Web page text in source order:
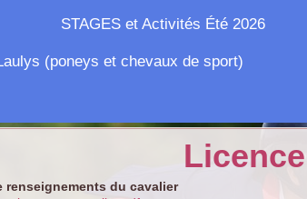
STAGES et Activités Été 2026
(poneys et chevaux de sport)
renseignements du cavalier